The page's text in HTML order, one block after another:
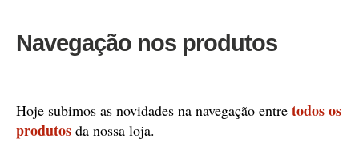
Navegação nos produtos
Hoje subimos as novidades na navegação entre todos os
produtos da nossa loja.